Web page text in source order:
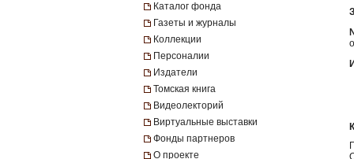
Каталог фонда
Газеты и журналы
Коллекции
Персоналии
Издатели
Томская книга
Видеолекторий
Виртуальные выставки
Фонды партнеров
О проекте